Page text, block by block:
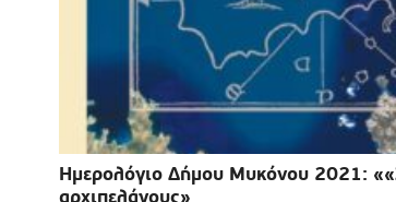
Ημερολόγιο Δήμου Μυκόνου 2021:
αρχιπελάγους»